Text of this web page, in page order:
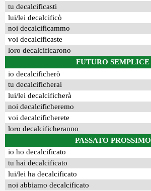
tu decalcificasti
lui/lei decalcificò
noi decalcificammo
voi decalcificaste
loro decalcificarono
FUTURO SEMPLICE
io decalcificherò
tu decalcificherai
lui/lei decalcificherà
noi decalcificheremo
voi decalcificherete
loro decalcificheranno
PASSATO PROSSIMO
io ho decalcificato
tu hai decalcificato
lui/lei ha decalcificato
noi abbiamo decalcificato